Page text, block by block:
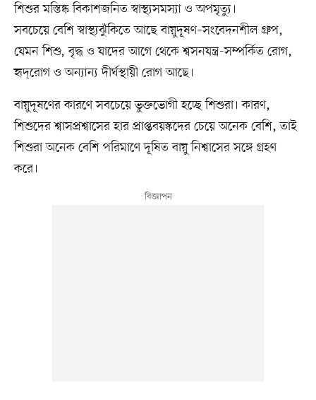
শিশুর মস্তিষ্ক বিকাশজনিত স্বাস্থ্যসমস্যা ও অপমৃত্যু।
সবচেয়ে বেশি স্বাস্থ্যঝুঁকিতে আছে বায়ুদূষণ–সংবেদনশীল গ্রুপ,
যেমন শিশু, বৃদ্ধ ও যাদের আগে থেকে শ্বসনযন্ত্র-সম্পর্কিত রোগ,
হৃদ্‌রোগ ও অন্যান্য দীর্ঘস্থায়ী রোগ আছে।
বায়ুদূষণের কারণে সবচেয়ে ভুক্তভোগী হচ্ছে শিশুরা। কারণ,
শিশুদের শ্বাসপ্রশ্বাসের হার প্রাপ্তবয়স্কদের চেয়ে অনেক বেশি, তাই
শিশুরা অনেক বেশি পরিমাণে দূষিত বায়ু নিশ্বাসের সঙ্গে গ্রহণ
করে।